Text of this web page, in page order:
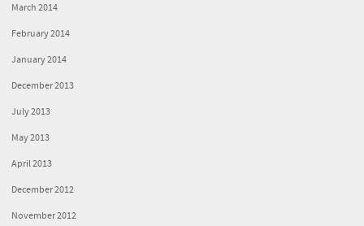
March 2014
February 2014
January 2014
December 2013
July 2013
May 2013
April 2013
December 2012
November 2012